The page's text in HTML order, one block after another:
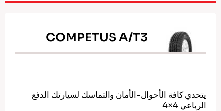
COMPETUS A/T3
يتحدي كافة الأحوال-الأمان والتماسك لسيارتك الدفع
الرباعي 4×4